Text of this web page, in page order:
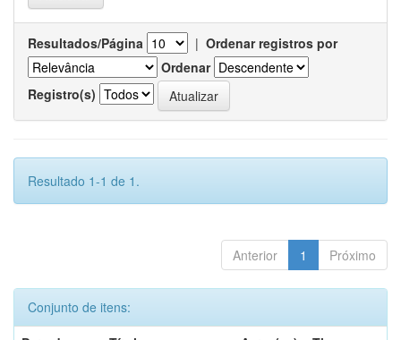
Resultados/Página | Ordenar registros por
Ordenar
Registro(s)
Resultado 1-1 de 1.
Anterior 1 Próximo
Conjunto de itens: